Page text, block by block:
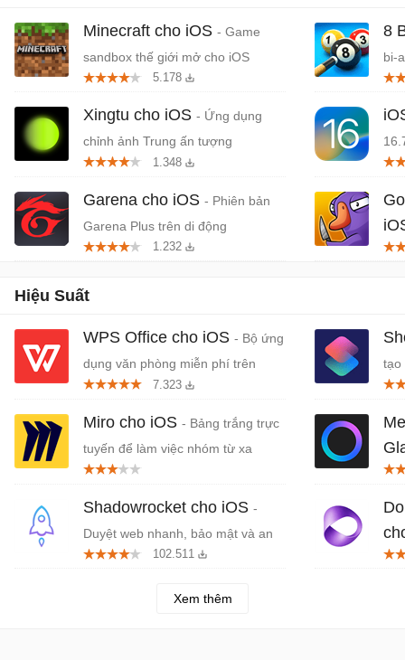
Minecraft cho iOS - Game
sandbox thế giới mở cho iOS
5.178
Xingtu cho iOS - Ứng dụng
chỉnh ảnh Trung ấn tượng
1.348
Garena cho iOS - Phiên bản
Garena Plus trên di động
1.232
8
bi-
Hiệu Suất
WPS Office cho iOS - Bộ ứng
dụng văn phòng miễn phí trên
iPhone/iPad 7.323
Miro cho iOS - Bảng trắng trực
tuyến để làm việc nhóm từ xa
Shadowrocket cho iOS -
Duyệt web nhanh, bảo mật và an
toàn cho iPhone, iPad
102.511
tạo
trợ
Xem thêm